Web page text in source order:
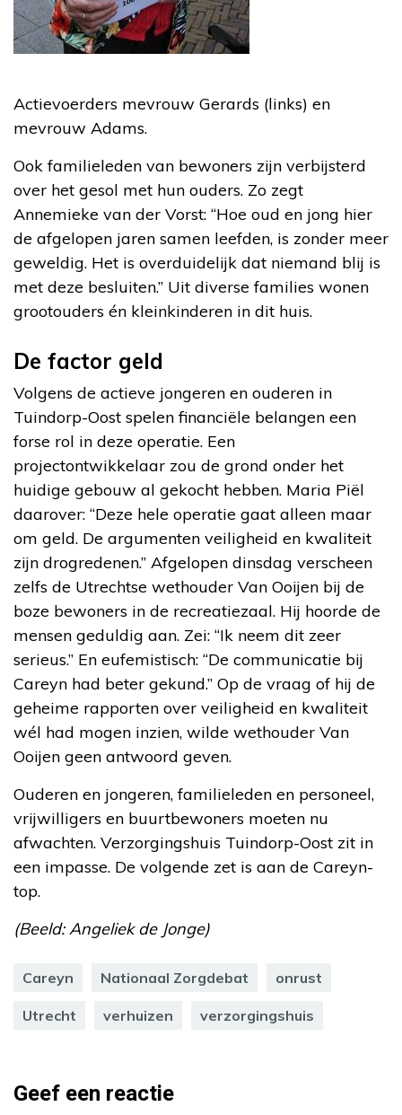
Actievoerders mevrouw Gerards (links) en
mevrouw Adams.
Ook familieleden van bewoners zijn verbijsterd
over het gesol met hun ouders. Zo zegt
Annemieke van der Vorst: “Hoe oud en jong hier
de afgelopen jaren samen leefden, is zonder meer
geweldig. Het is overduidelijk dat niemand blij is
met deze besluiten.” Uit diverse families wonen
grootouders én kleinkinderen in dit huis.
De factor geld
Volgens de actieve jongeren en ouderen in
Tuindorp-Oost spelen financiële belangen een
forse rol in deze operatie. Een
projectontwikkelaar zou de grond onder het
huidige gebouw al gekocht hebben. Maria Piël
daarover: “Deze hele operatie gaat alleen maar
om geld. De argumenten veiligheid en kwaliteit
zijn drogredenen.” Afgelopen dinsdag verscheen
zelfs de Utrechtse wethouder Van Ooijen bij de
boze bewoners in de recreatiezaal. Hij hoorde de
mensen geduldig aan. Zei: “Ik neem dit zeer
serieus.” En eufemistisch: “De communicatie bij
Careyn had beter gekund.” Op de vraag of hij de
geheime rapporten over veiligheid en kwaliteit
wél had mogen inzien, wilde wethouder Van
Ooijen geen antwoord geven.
Ouderen en jongeren, familieleden en personeel,
vrijwilligers en buurtbewoners moeten nu
afwachten. Verzorgingshuis Tuindorp-Oost zit in
een impasse. De volgende zet is aan de Careyn-
top.
(Beeld: Angeliek de Jonge)
Careyn Nationaal Zorgdebat onrust
Utrecht verhuizen verzorgingshuis
Geef een reactie